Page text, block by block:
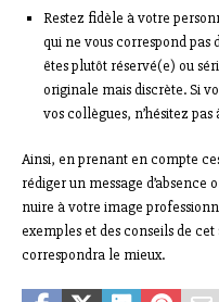
Restez fidèle à votre
qui ne vous correspond pas
êtes plutôt réservé(e) ou
originale mais discrète. Si
vos collègues, n’hésitez
Ainsi, en prenant en compte
rédiger un message d’absence
nuire à votre image
exemples et des conseils de
correspondra le mieux.